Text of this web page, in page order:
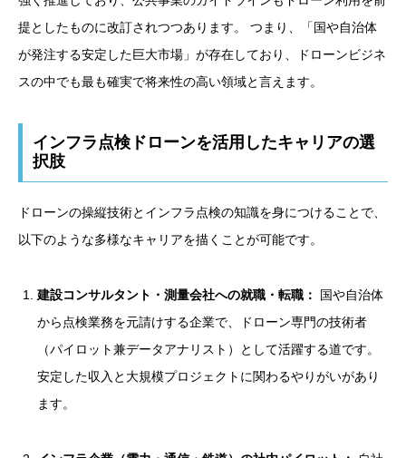
提としたものに改訂されつつあります。 つまり、「国や自治体
が発注する安定した巨大市場」が存在しており、ドローンビジネ
スの中でも最も確実で将来性の高い領域と言えます。
インフラ点検ドローンを活用したキャリアの選
択肢
ドローンの操縦技術とインフラ点検の知識を身につけることで、
以下のような多様なキャリアを描くことが可能です。
建設コンサルタント・測量会社への就職・転職：
国や自治体
から点検業務を元請けする企業で、ドローン専門の技術者
（パイロット兼データアナリスト）として活躍する道です。
安定した収入と大規模プロジェクトに関わるやりがいがあり
ます。